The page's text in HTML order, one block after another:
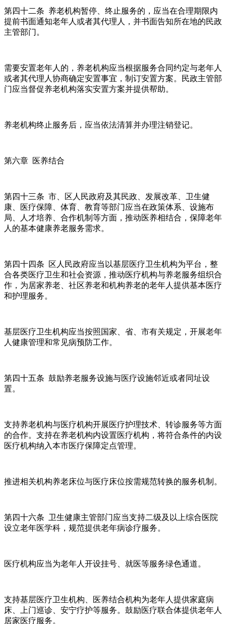
第四十二条 养老机构暂停、终止服务的，应当在合理期限内
提前书面通知老年人或者其代理人，并书面告知所在地的民政
主管部门。
需要安置老年人的，养老机构应当根据服务合同约定与老年人
或者其代理人协商确定安置事宜，制订安置方案。民政主管部
门应当督促养老机构落实安置方案并提供帮助。
养老机构终止服务后，应当依法清算并办理注销登记。
第六章 医养结合
第四十三条 市、区人民政府及其民政、发展改革、卫生健
康、医疗保障、体育、教育等部门应当在政策体系、设施布
局、人才培养、合作机制等方面，推动医养相结合，保障老年
人的基本健康养老服务需求。
第四十四条 区人民政府应当以基层医疗卫生机构为平台，整
合各类医疗卫生和社会资源，推动医疗机构与养老服务组织合
作，为居家养老、社区养老和机构养老的老年人提供基本医疗
和护理服务。
基层医疗卫生机构应当按照国家、省、市有关规定，开展老年
人健康管理和常见病预防工作。
第四十五条 鼓励养老服务设施与医疗设施邻近或者同址设
置。
支持养老机构与医疗机构开展医疗护理技术、转诊服务等方面
的合作。支持在养老机构内设置医疗机构，将符合条件的内设
医疗机构纳入本市医疗保障定点管理。
推进相关机构养老床位与医疗床位按需规范转换的服务机制。
第四十六条 卫生健康主管部门应当支持二级及以上综合医院
设立老年医学科，规范提供老年病诊疗服务。
医疗机构应当为老年人开设挂号、就医等服务绿色通道。
支持基层医疗卫生机构、医养结合机构为老年人提供家庭病
床、上门巡诊、安宁疗护等服务。鼓励医疗联合体提供老年人
居家医疗服务。